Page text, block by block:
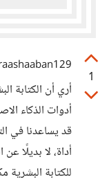
1
أري أن الكتابة
أدوات الذكاء
قد يساعدنا في
أداة، لا بديلًا
للكتابة